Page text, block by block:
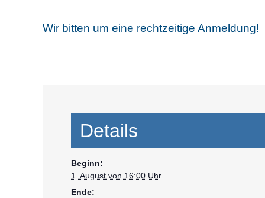
Wir bitten um eine rechtzeitige Anmeldung!
Details
Beginn:
1. August von 16:00 Uhr
Ende: